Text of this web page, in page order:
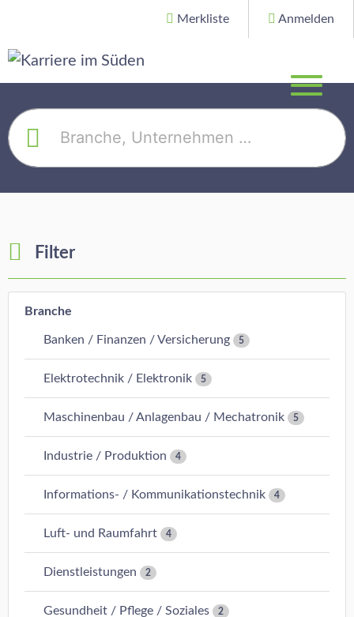
Merkliste Anmelden
Filter
Branche
Banken / Finanzen / Versicherung 5
Elektrotechnik / Elektronik 5
Maschinenbau / Anlagenbau / Mechatronik 5
Industrie / Produktion 4
Informations- / Kommunikationstechnik 4
Luft- und Raumfahrt 4
Dienstleistungen 2
Gesundheit / Pflege / Soziales 2